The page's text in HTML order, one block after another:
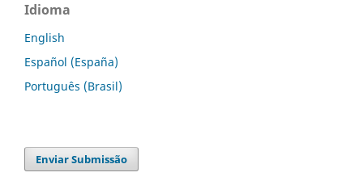
Idioma
English
Español (España)
Português (Brasil)
Enviar Submissão